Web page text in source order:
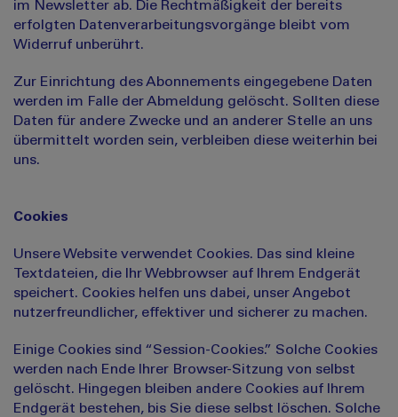
im Newsletter ab. Die Rechtmäßigkeit der bereits
erfolgten Datenverarbeitungsvorgänge bleibt vom
Widerruf unberührt.
Zur Einrichtung des Abonnements eingegebene Daten
werden im Falle der Abmeldung gelöscht. Sollten diese
Daten für andere Zwecke und an anderer Stelle an uns
übermittelt worden sein, verbleiben diese weiterhin bei
uns.
Cookies
Unsere Website verwendet Cookies. Das sind kleine
Textdateien, die Ihr Webbrowser auf Ihrem Endgerät
speichert. Cookies helfen uns dabei, unser Angebot
nutzerfreundlicher, effektiver und sicherer zu machen.
Einige Cookies sind “Session-Cookies.” Solche Cookies
werden nach Ende Ihrer Browser-Sitzung von selbst
gelöscht. Hingegen bleiben andere Cookies auf Ihrem
Endgerät bestehen, bis Sie diese selbst löschen. Solche